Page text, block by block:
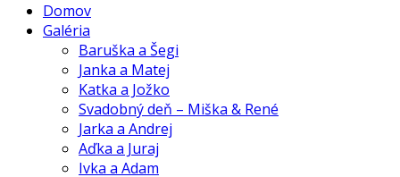
Domov
Galéria
Baruška a Šegi
Janka a Matej
Katka a Jožko
Svadobný deň – Miška & René
Jarka a Andrej
Aďka a Juraj
Ivka a Adam